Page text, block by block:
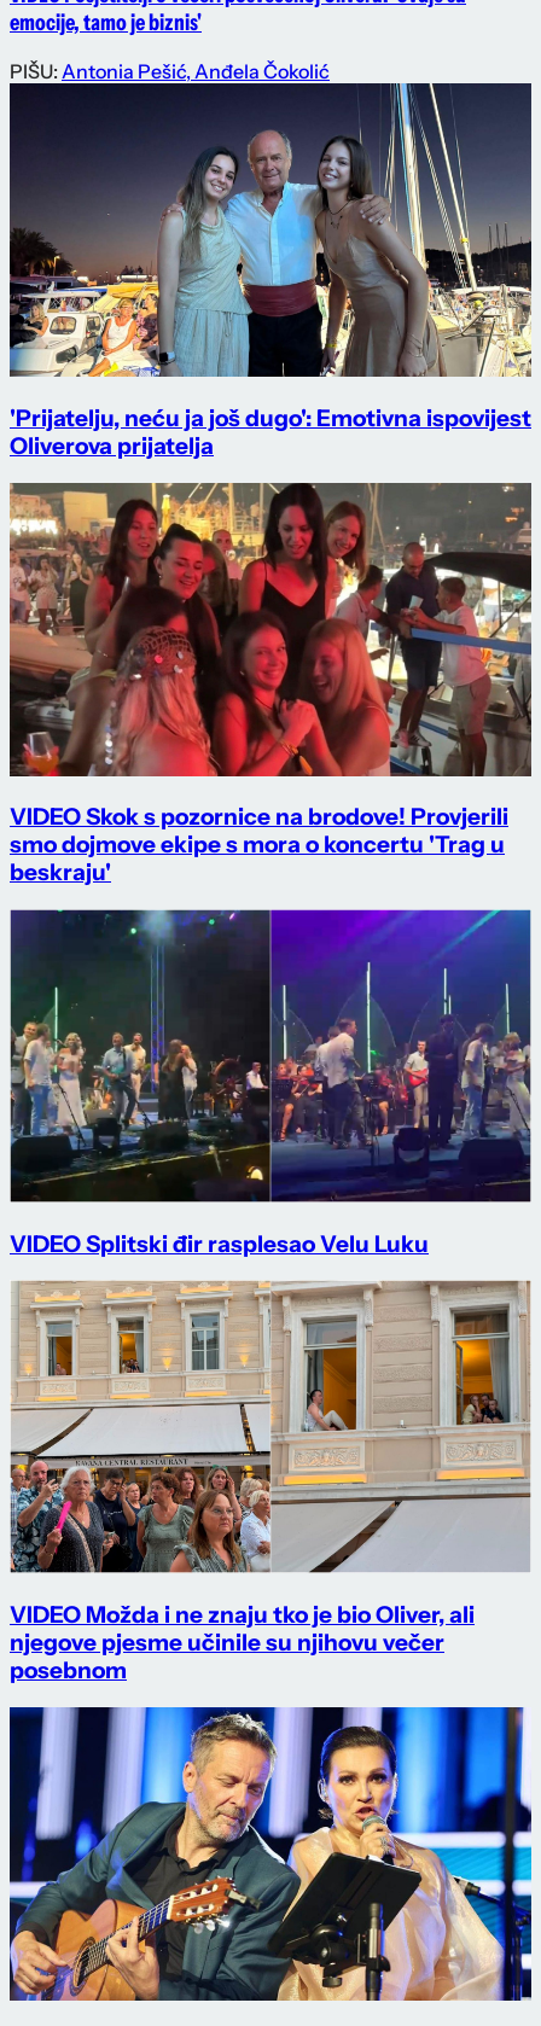
emocije, tamo je biznis'
PIŠU: Antonia Pešić,Anđela Čokolić
'Prijatelju, neću ja još dugo': Emotivna ispovijest
Oliverova prijatelja
VIDEO Skok s pozornice na brodove! Provjerili
smo dojmove ekipe s mora o koncertu 'Trag u
beskraju'
VIDEO Splitski đir rasplesao Velu Luku
VIDEO Možda i ne znaju tko je bio Oliver, ali
njegove pjesme učinile su njihovu večer
posebnom